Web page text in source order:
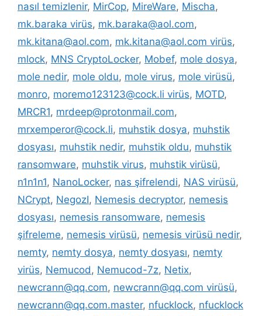
nasıl temizlenir, MirCop, MireWare, Mischa,
mk.baraka virüs, mk.baraka@aol.com,
mk.kitana@aol.com, mk.kitana@aol.com virüs,
mlock, MNS CryptoLocker, Mobef, mole dosya,
mole nedir, mole oldu, mole virus, mole virüsü,
monro, moremo123123@cock.li virüs, MOTD,
MRCR1, mrdeep@protonmail.com,
mrxemperor@cock.li, muhstik dosya, muhstik
dosyası, muhstik nedir, muhstik oldu, muhstik
ransomware, muhstik virus, muhstik virüsü,
n1n1n1, NanoLocker, nas şifrelendi, NAS virüsü,
NCrypt, NegozI, Nemesis decryptor, nemesis
dosyası, nemesis ransomware, nemesis
şifreleme, nemesis virüsü, nemesis virüsü nedir,
nemty, nemty dosya, nemty dosyası, nemty
virüs, Nemucod, Nemucod-7z, Netix,
newcrann@qq.com, newcrann@qq.com virüsü,
newcrann@qq.com.master, nfucklock, nfucklock